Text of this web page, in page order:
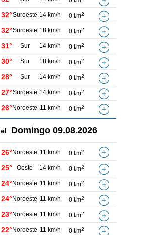
32°Suroeste 14 km/h 0 l/m2
32°Suroeste 18 km/h 0 l/m2
31° Sur 14 km/h 0 l/m2
30° Sur 18 km/h 0 l/m2
28° Sur 14 km/h 0 l/m2
27°Suroeste 14 km/h 0 l/m2
26° Noroeste 11 km/h 0 l/m2
Domingo 09.08.2026
26° Noroeste 11 km/h 0 l/m2
25° Oeste 14 km/h 0 l/m2
24° Noroeste 11 km/h 0 l/m2
24° Noroeste 11 km/h 0 l/m2
23° Noroeste 11 km/h 0 l/m2
22° Noroeste 11 km/h 0 l/m2